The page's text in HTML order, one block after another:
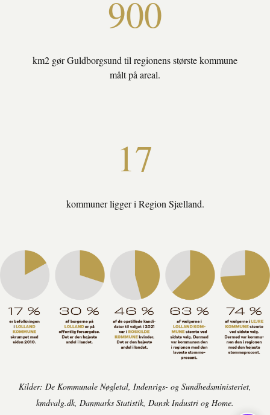
900
km2 gør Guldborgsund til regionens største kommune
målt på areal.
17
kommuner ligger i Region Sjælland.
Kilder: De Kommunale Nøgletal, Indenrigs- og Sundhedsministeriet,
kmdvalg.dk, Danmarks Statistik, Dansk Industri og Home.